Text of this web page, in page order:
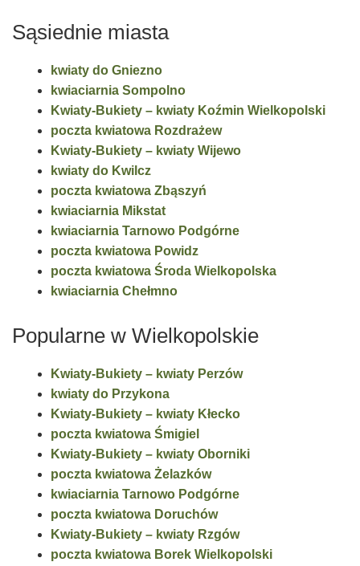
Sąsiednie miasta
kwiaty do Gniezno
kwiaciarnia Sompolno
Kwiaty-Bukiety – kwiaty Koźmin Wielkopolski
poczta kwiatowa Rozdrażew
Kwiaty-Bukiety – kwiaty Wijewo
kwiaty do Kwilcz
poczta kwiatowa Zbąszyń
kwiaciarnia Mikstat
kwiaciarnia Tarnowo Podgórne
poczta kwiatowa Powidz
poczta kwiatowa Środa Wielkopolska
kwiaciarnia Chełmno
Popularne w Wielkopolskie
Kwiaty-Bukiety – kwiaty Perzów
kwiaty do Przykona
Kwiaty-Bukiety – kwiaty Kłecko
poczta kwiatowa Śmigiel
Kwiaty-Bukiety – kwiaty Oborniki
poczta kwiatowa Żelazków
kwiaciarnia Tarnowo Podgórne
poczta kwiatowa Doruchów
Kwiaty-Bukiety – kwiaty Rzgów
poczta kwiatowa Borek Wielkopolski